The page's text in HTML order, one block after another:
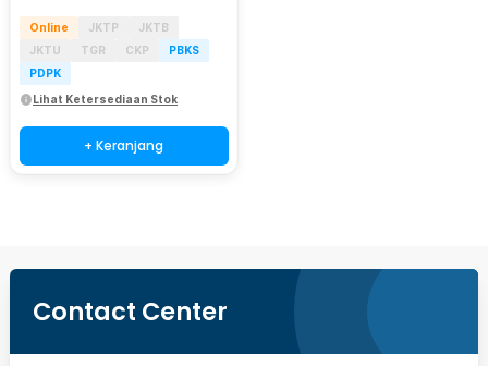
Online JKTP
JKTB
JKTU
TGR CKP
PBKS
PDPK
Lihat Ketersediaan Stok
+ Keranjang
Contact Center